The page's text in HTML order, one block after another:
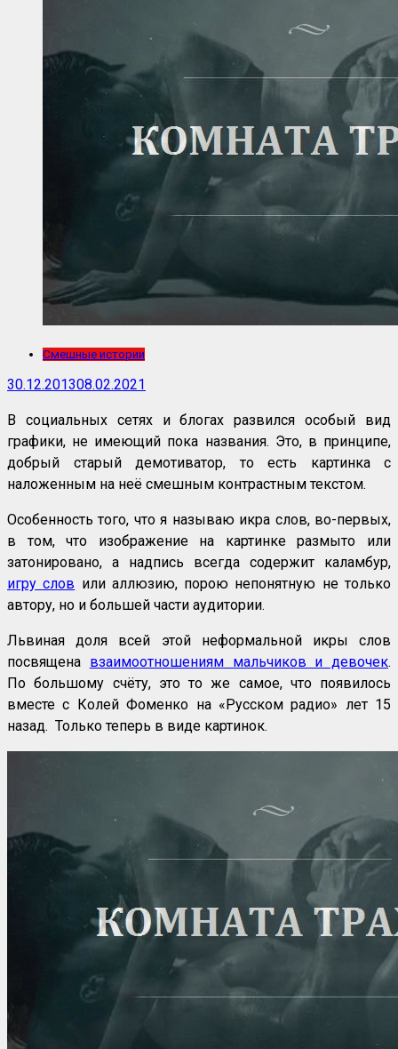
Смешные истории
30.12.201308.02.2021
В социальных сетях и блогах развился особый вид
графики, не имеющий пока названия. Это, в принципе,
добрый старый демотиватор, то есть картинка с
наложенным на неё смешным контрастным текстом.
Особенность того, что я называю икра слов, во-первых,
в том, что изображение на картинке размыто или
затонировано, а надпись всегда содержит каламбур,
игру слов или аллюзию, порою непонятную не только
автору, но и большей части аудитории.
Львиная доля всей этой неформальной икры слов
посвящена взаимоотношениям мальчиков и девочек.
По большому счёту, это то же самое, что появилось
вместе с Колей Фоменко на «Русском радио» лет 15
назад. Только теперь в виде картинок.